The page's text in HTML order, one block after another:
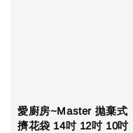
愛廚房~Master 拋棄式
擠花袋 14吋 12吋 10吋